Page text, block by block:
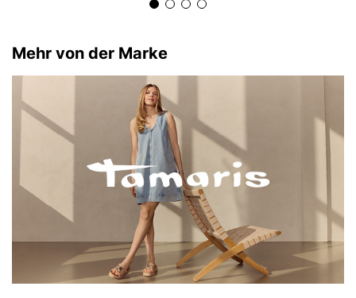
Mehr von der Marke